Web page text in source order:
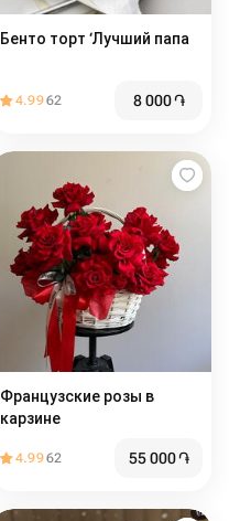
Бенто торт ‘Лучший папа
4.9962 8 000֏
Французские розы в
карзине
4.9962 55 000֏